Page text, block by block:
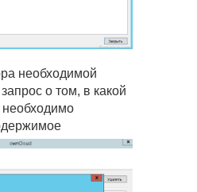
необходимой
о том, в какой
необходимо